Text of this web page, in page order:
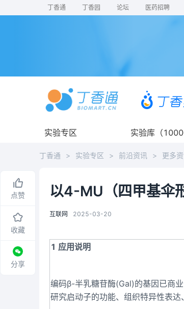
丁香通 丁香园 论坛 医药招聘
实验专区 实验库（
丁香通 > 实验专区 > 前沿资讯 > 更多
点赞
收藏
分享
以4-MU（四甲基伞
互联网 2025-03-20
1 应用说明
编码β-半乳糖苷酶(Gal)的基因已商
研究启动子的功能、组织特异性表达